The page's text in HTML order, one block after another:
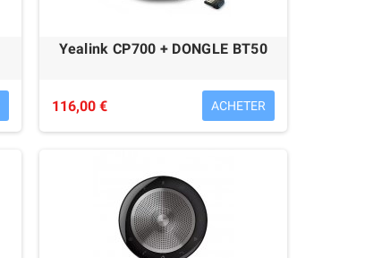
Yealink CP700 + DONGLE BT50
116,00 € ACHETER